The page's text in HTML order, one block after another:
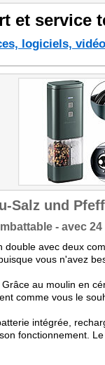
et service
logiciels,
Salz und
- avec
double avec deux
vous n'avez
Grâce au moulin en
comme vous le
intégrée,
fonctionnement.